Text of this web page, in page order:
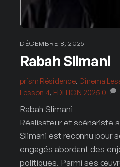
DÉCEMBRE 8, 2025
Rabah Slimani
prism Résidence, Cinema
Lesson 4, EDITION 2025 0
Rabah Slimani
Réalisateur et scénariste
Slimani est reconnu pour
engagés abordant des
politiques. Parmi ses